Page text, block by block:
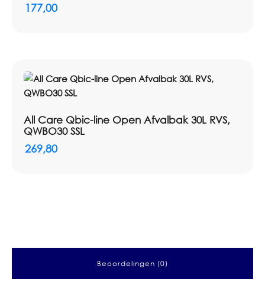
177,00
All Care Qbic-line Open Afvalbak 30L RVS,
QWBO30 SSL
269,80
Beoordelingen (0)